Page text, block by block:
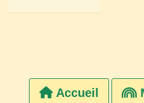
Accueil